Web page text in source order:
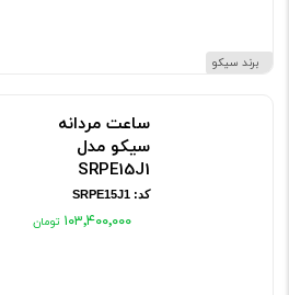
برند سیکو
ساعت مردانه
سیکو مدل
SRPE15J1
کد: SRPE15J1
۱۰۳٬۴۰۰٬۰۰۰